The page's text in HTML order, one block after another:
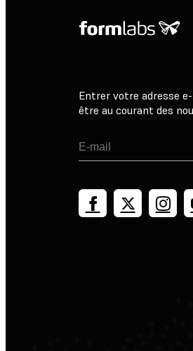
Entrer votre adresse
être au courant des